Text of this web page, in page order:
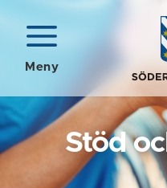
Meny
Stöd